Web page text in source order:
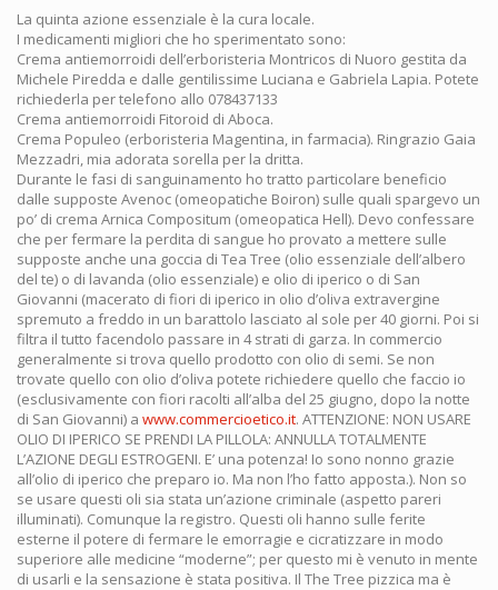
La quinta azione essenziale è la cura locale.
I medicamenti migliori che ho sperimentato sono:
Crema antiemorroidi dell’erboristeria Montricos di Nuoro gestita da
Michele Piredda e dalle gentilissime Luciana e Gabriela Lapia. Potete
richiederla per telefono allo 078437133
Crema antiemorroidi Fitoroid di Aboca.
Crema Populeo (erboristeria Magentina, in farmacia). Ringrazio Gaia
Mezzadri, mia adorata sorella per la dritta.
Durante le fasi di sanguinamento ho tratto particolare beneficio
dalle supposte Avenoc (omeopatiche Boiron) sulle quali spargevo un
po’ di crema Arnica Compositum (omeopatica Hell). Devo confessare
che per fermare la perdita di sangue ho provato a mettere sulle
supposte anche una goccia di Tea Tree (olio essenziale dell’albero
del te) o di lavanda (olio essenziale) e olio di iperico o di San
Giovanni (macerato di fiori di iperico in olio d’oliva extravergine
spremuto a freddo in un barattolo lasciato al sole per 40 giorni. Poi si
filtra il tutto facendolo passare in 4 strati di garza. In commercio
generalmente si trova quello prodotto con olio di semi. Se non
trovate quello con olio d’oliva potete richiedere quello che faccio io
(esclusivamente con fiori racolti all’alba del 25 giugno, dopo la notte
di San Giovanni) a www.commercioetico.it. ATTENZIONE: NON USARE
OLIO DI IPERICO SE PRENDI LA PILLOLA: ANNULLA TOTALMENTE
L’AZIONE DEGLI ESTROGENI. E’ una potenza! Io sono nonno grazie
all’olio di iperico che preparo io. Ma non l’ho fatto apposta.). Non so
se usare questi oli sia stata un’azione criminale (aspetto pareri
illuminati). Comunque la registro. Questi oli hanno sulle ferite
esterne il potere di fermare le emorragie e cicratizzare in modo
superiore alle medicine “moderne”; per questo mi è venuto in mente
di usarli e la sensazione è stata positiva. Il The Tree pizzica ma è